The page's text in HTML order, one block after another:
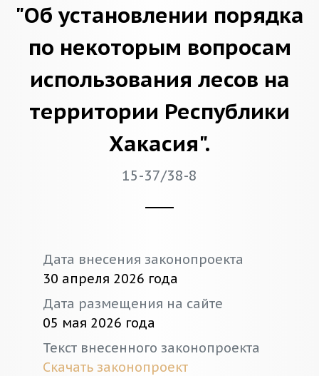
"Об установлении порядка
по некоторым вопросам
использования лесов на
территории Республики
Хакасия".
15-37/38-8
Дата внесения законопроекта
30 апреля 2026 года
Дата размещения на сайте
05 мая 2026 года
Текст внесенного законопроекта
Скачать законопроект